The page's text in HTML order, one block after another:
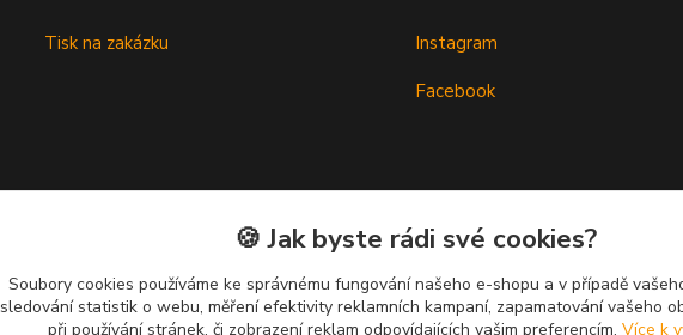
Tisk na zakázku
Instagram
Facebook
🍪 Jak byste rádi své cookies?
Soubory cookies používáme ke správnému fungování našeho e-shopu a v případě
sledování statistik o webu, měření efektivity reklamních kampaní, zapamatování vašeho
při používání stránek, či zobrazení reklam odpovídajících vašim preferencím. Více k